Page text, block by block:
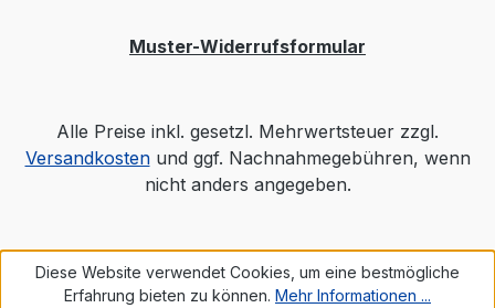
Muster-Widerrufsformular
Alle Preise inkl. gesetzl. Mehrwertsteuer zzgl.
Versandkostenund ggf. Nachnahmegebühren, wenn
nicht anders angegeben.
Diese Website verwendet Cookies, um eine bestmögliche
Erfahrung bieten zu können. Mehr Informationen ...